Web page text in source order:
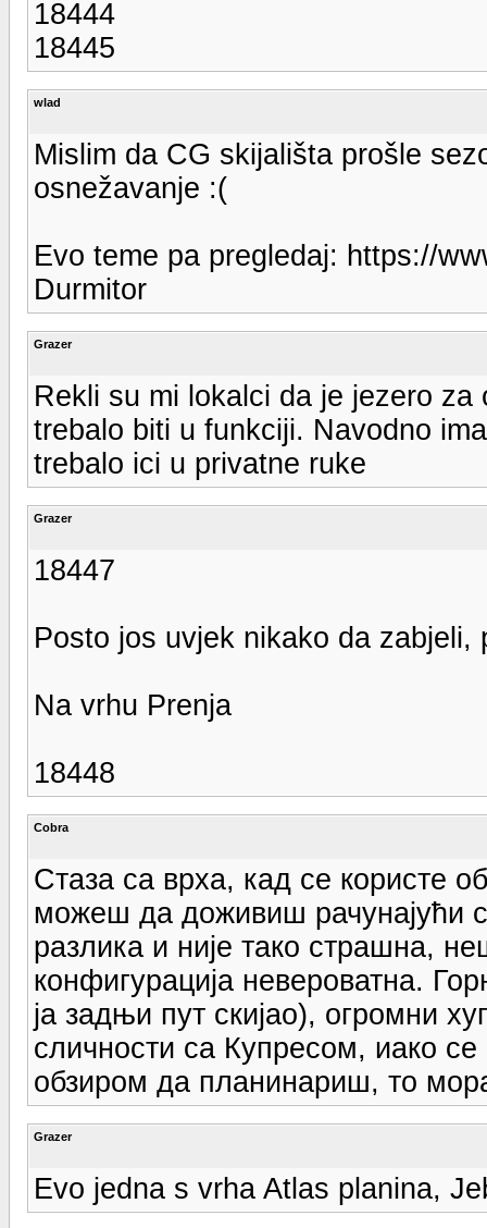
18444
18445
wlad
Mislim da CG skijališta prošle
osnežavanje :(
Evo teme pa pregledaj: https://
Durmitor
Grazer
Rekli su mi lokalci da je jezero
trebalo biti u funkciji. Navodno
trebalo ici u privatne ruke
Grazer
18447
Posto jos uvjek nikako da
Na vrhu Prenja
18448
Cobra
Стаза са врха, кад се користе
можеш да доживиш рачунајући
разлика и није тако страшна,
конфигурација невероватна.
ја задњи пут скијао), огромни
сличности са Купресом, иако
обзиром да планинариш, то
Grazer
Evo jedna s vrha Atlas planina,